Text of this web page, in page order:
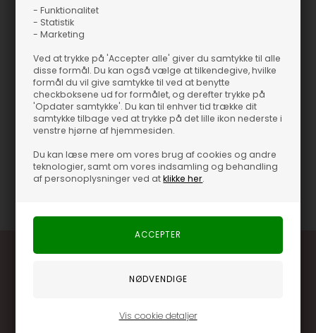
- Funktionalitet
- Statistik
- Marketing
Ved at trykke på 'Accepter alle' giver du samtykke til alle
disse formål. Du kan også vælge at tilkendegive, hvilke
formål du vil give samtykke til ved at benytte
checkboksene ud for formålet, og derefter trykke på
'Opdater samtykke'. Du kan til enhver tid trække dit
samtykke tilbage ved at trykke på det lille ikon nederste i
venstre hjørne af hjemmesiden.
Du kan læse mere om vores brug af cookies og andre
teknologier, samt om vores indsamling og behandling
af personoplysninger ved atklikke her.
Vis cookie detaljer
Ea 2-Way Deep Neck T-shirt - OnlyTætsiddende bluse fra
OnlyLangærmetVendbar og kan bæres med den dybe
Ea 2-Way Deep Neck T-shirt - Only
Tætsiddende bluse fra Only
Langærmet
Vendbar og kan bæres med den dybe udskæring foran
eller bagtil
Normal i størrelsen
Varenummer 46309-201930 DARK OLIVE